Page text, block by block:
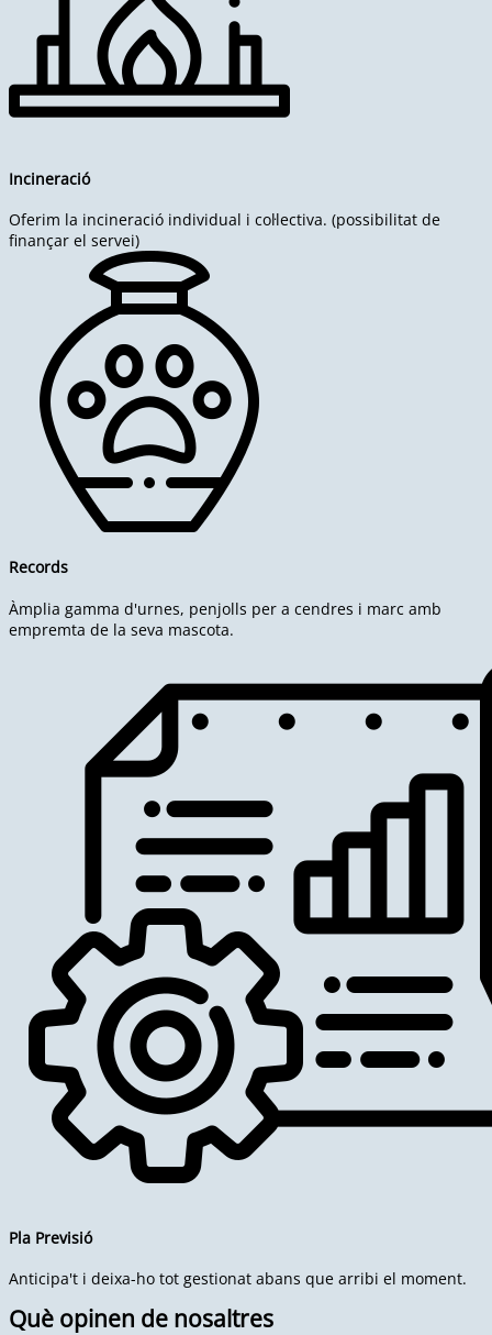
Incineració
Oferim la incineració individual i col·lectiva. (possibilitat de
finançar el servei)
Records
Àmplia gamma d'urnes, penjolls per a cendres i marc amb
empremta de la seva mascota.
Pla Previsió
Anticipa't i deixa-ho tot gestionat abans que arribi el moment.
Què opinen de nosaltres